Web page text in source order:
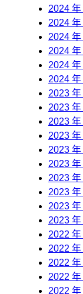
2024 年
2024 年
2024 年
2024 年
2024 年
2024 年
2023 年
2023 年
2023 年
2023 年
2023 年
2023 年
2023 年
2023 年
2023 年
2023 年
2022 年
2022 年
2022 年
2022 年
2022 年